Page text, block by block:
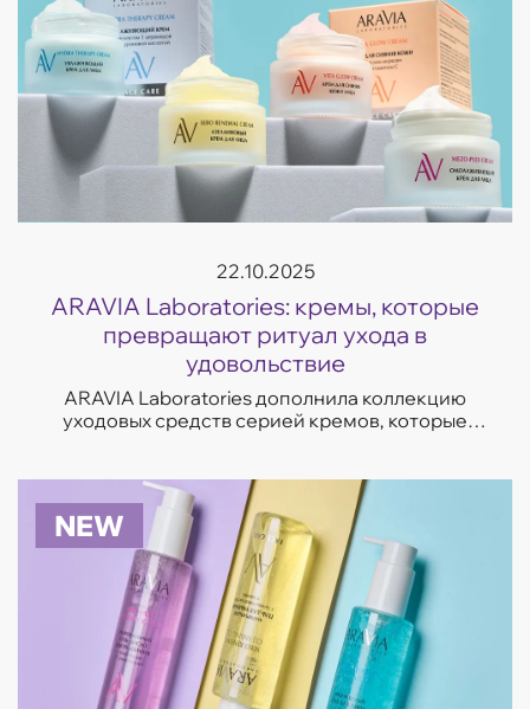
22.10.2025
ARAVIA Laboratories: кремы, которые
превращают ритуал ухода в
удовольствие
ARAVIA Laboratories дополнила коллекцию
уходовых средств серией кремов, которые
с несо...
NEW